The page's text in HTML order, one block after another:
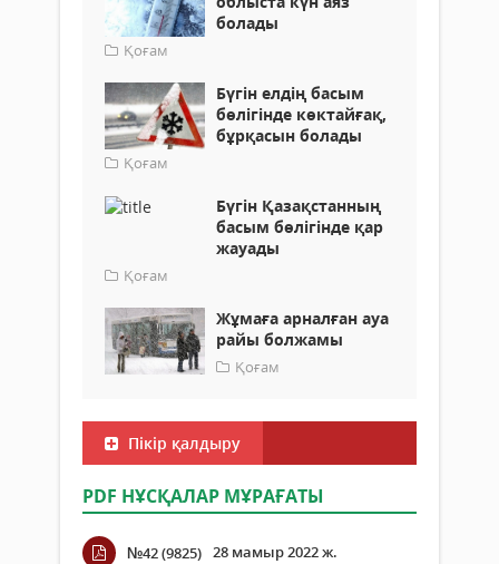
болады
Қоғам
Бүгін елдің басым
бөлігінде көктайғақ,
бұрқасын болады
Қоғам
Бүгін Қазақстанның
басым бөлігінде қар
жауады
Қоғам
Жұмаға арналған ауа
райы болжамы
Қоғам
Пікір қалдыру
PDF НҰСҚАЛАР МҰРАҒАТЫ
№42 (9825) 28 мамыр 2022 ж.